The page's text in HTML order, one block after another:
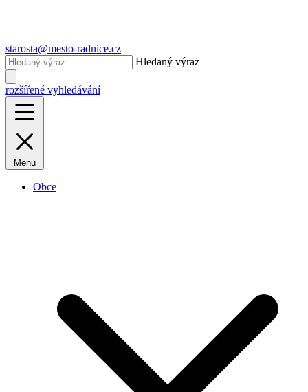
starosta@mesto-radnice.cz
Hledaný výraz
rozšířené vyhledávání
Menu
Obce